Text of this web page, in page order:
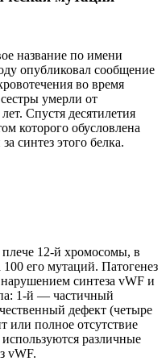
название по имени
опубликовал сообщение
во время
умерли от
Спустя десятилетия
которого обусловлена
синтез этого белка.
12-й хромосомы, в
его мутаций. Патогенез
синтеза vWF и
1-й — частичный
дефект (четыре
полное отсутствие
различные
vWF.